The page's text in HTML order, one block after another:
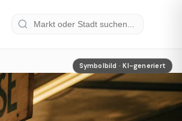
Symbolbild · KI-generiert